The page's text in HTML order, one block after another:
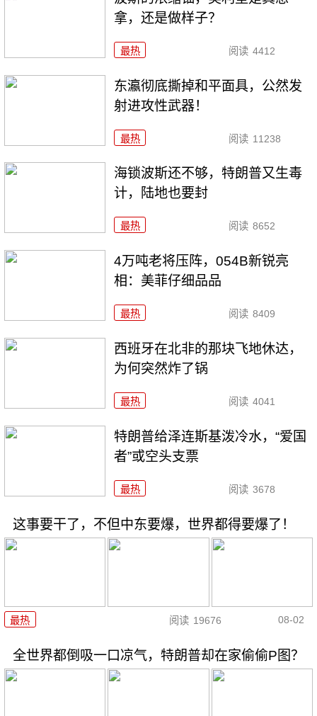
拿，还是做样子？
最热 阅读 4412
东瀛彻底撕掉和平面具，公然发
射进攻性武器！
最热 阅读 11238
海锁波斯还不够，特朗普又生毒
计，陆地也要封
最热 阅读 8652
4万吨老将压阵，054B新锐亮
相：美菲仔细品品
最热 阅读 8409
西班牙在北非的那块飞地休达，
为何突然炸了锅
最热 阅读 4041
特朗普给泽连斯基泼冷水，“爱国
者”或空头支票
最热 阅读 3678
这事要干了，不但中东要爆，世界都得要爆了！
最热 阅读 19676 08-02
全世界都倒吸一口凉气，特朗普却在家偷偷P图？